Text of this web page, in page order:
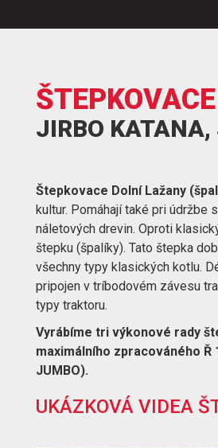
JIRBO KATANA,
Štepkovace Dolní Lažany
kultur. Pomáhají také pri údržbe
náletových drevin. Oproti
štepku (špalíky). Tato štepka
všechny typy klasických kotlu.
pripojen v tríbodovém závesu
typy traktoru.
Vyrábíme tri výkonové rady
maximálního zpracováného Ř
JUMBO).
UKÁZKOVÁ VIDEA